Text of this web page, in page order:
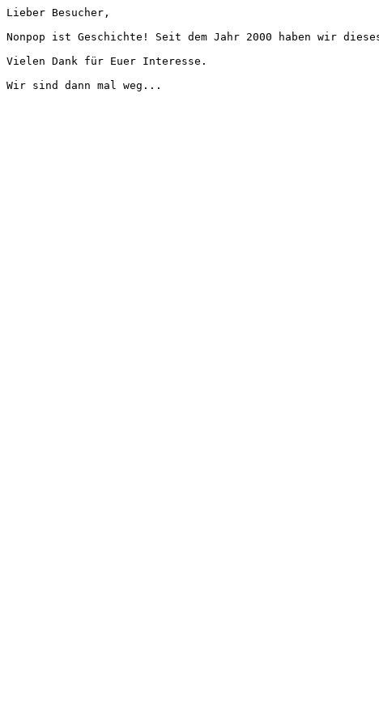
Lieber Besucher,
Nonpop ist Geschichte! Seit dem Jahr 2000 haben wir
Vielen Dank für Euer Interesse.
Wir sind dann mal weg...